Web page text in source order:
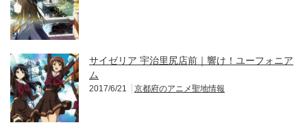
サイゼリア 宇治里尻店前｜響け！ユーフォニア
ム
2017/6/21 京都府のアニメ聖地情報